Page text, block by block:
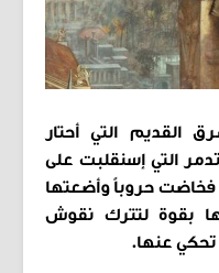
القديم التي أحتار
التي إسنقلبت على
فخاضت حروباً وأضعتها
بقوة لتترك نقوش
تحكي عنها.